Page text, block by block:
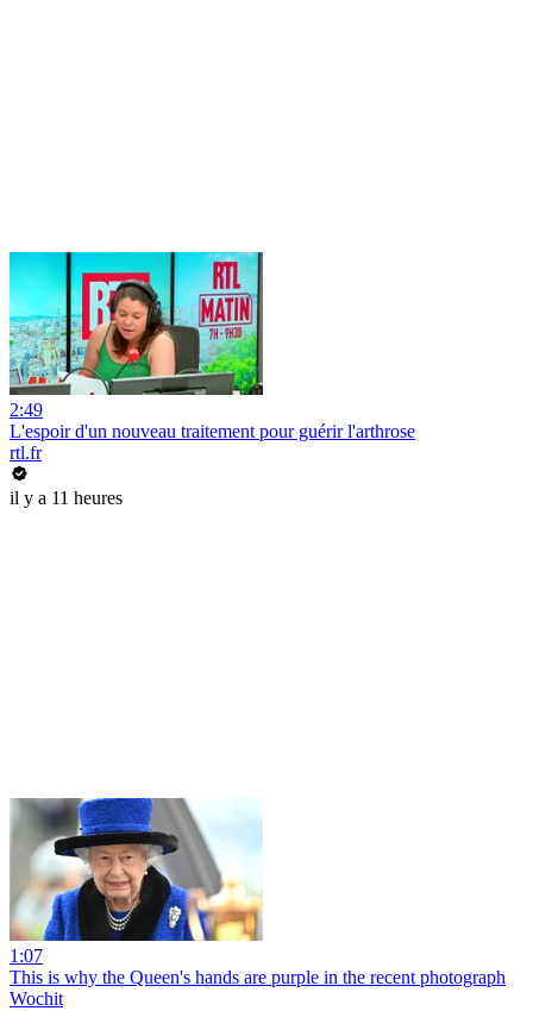
2:49
L'espoir d'un nouveau traitement pour guérir l'arthrose
rtl.fr
il y a 11 heures
1:07
This is why the Queen's hands are purple in the recent photograph
Wochit